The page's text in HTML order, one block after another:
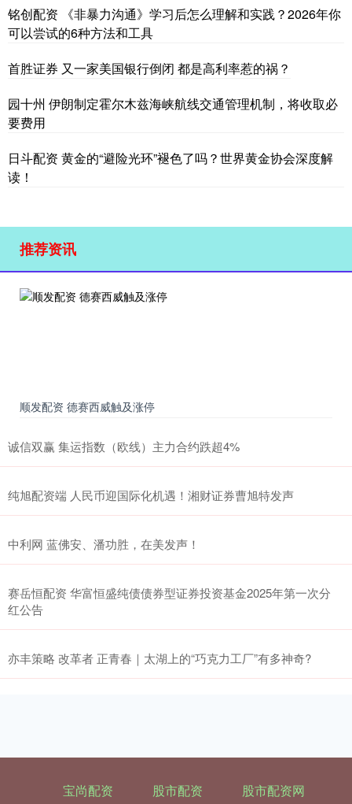
铭创配资 《非暴力沟通》学习后怎么理解和实践？2026年你
可以尝试的6种方法和工具
首胜证券 又一家美国银行倒闭 都是高利率惹的祸？
园十州 伊朗制定霍尔木兹海峡航线交通管理机制，将收取必
要费用
日斗配资 黄金的“避险光环”褪色了吗？世界黄金协会深度解
读！
推荐资讯
顺发配资 德赛西威触及涨停
诚信双赢 集运指数（欧线）主力合约跌超4%
纯旭配资端 人民币迎国际化机遇！湘财证券曹旭特发声
中利网 蓝佛安、潘功胜，在美发声！
赛岳恒配资 华富恒盛纯债债券型证券投资基金2025年第一次分
红公告
亦丰策略 改革者 正青春｜太湖上的“巧克力工厂”有多神奇?
宝尚配资 股市配资 股市配资网